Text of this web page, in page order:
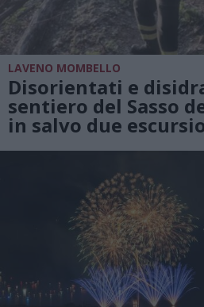
LAVENO MOMBELLO
Disorientati e
sentiero del Sasso
in salvo due